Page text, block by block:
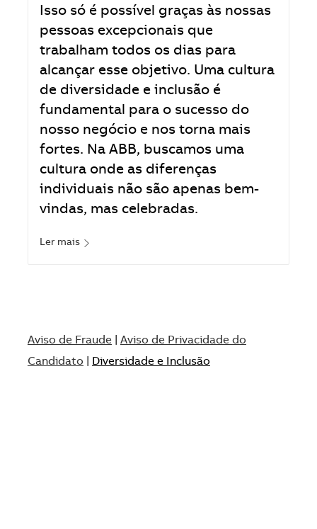
Isso só é possível graças às nossas
pessoas excepcionais que
trabalham todos os dias para
alcançar esse objetivo. Uma cultura
de diversidade e inclusão é
fundamental para o sucesso do
nosso negócio e nos torna mais
fortes. Na ABB, buscamos uma
cultura onde as diferenças
individuais não são apenas bem-
vindas, mas celebradas.
Ler mais
Aviso de Fraude| Aviso de Privacidade do
Candidato
Diversidade e Inclusão